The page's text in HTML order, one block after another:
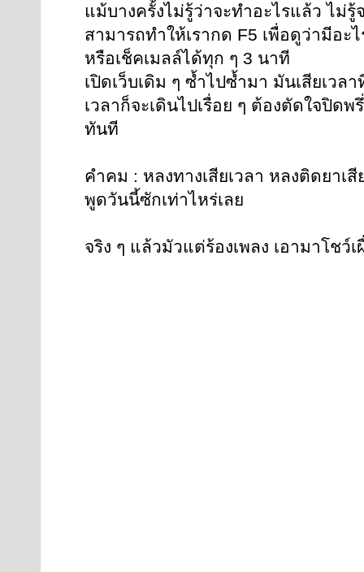
แม้บางครั้งไม่รู้ว่าจะทำอะไรแล้ว ไม่
สามารถทำให้เรากด F5 เพื่อดูว่ามีอะ
หรือเช็คเมลล์ได้ทุก ๆ 3 นาที
เปิดเว็บเดิม ๆ ซ้ำไปซ้ำมา มันเสียเวล
เวลาก็จะเดินไปเรื่อย ๆ ต้องตัดใจปิด
ทันที
คำคม : หลงทางเสียเวลา หลงติดยาเ
พูดวันนี้ซักเท่าไหร่เลย
จริง ๆ แล้วมัวแต่ร้องเพลง เอามาโชว์